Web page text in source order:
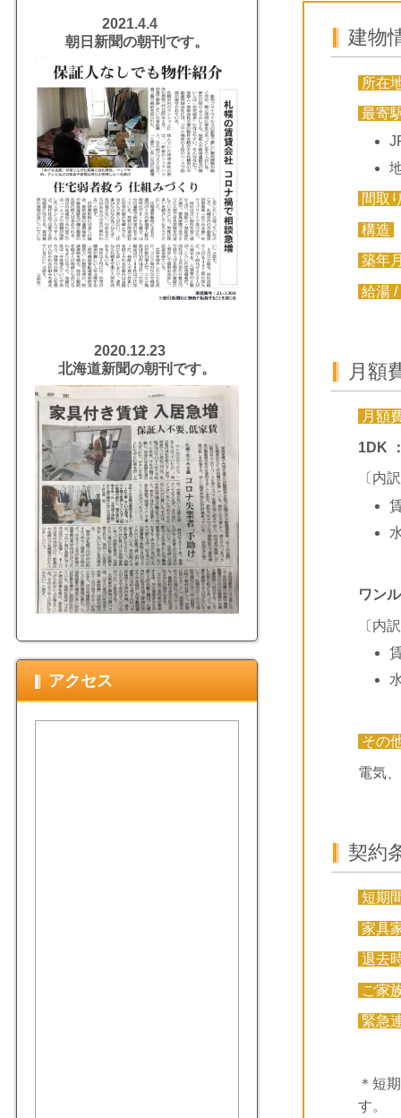
建物
所在
最寄
間取
構造
築年
給湯
月額
月額
1DK
〔内
ワン
〔内
その
電気
契約
短期
家具
退去
ご家
緊急
＊短
す。
2021.4.4
朝日新聞の朝刊です。
2020.12.23
北海道新聞の朝刊です。
アクセス